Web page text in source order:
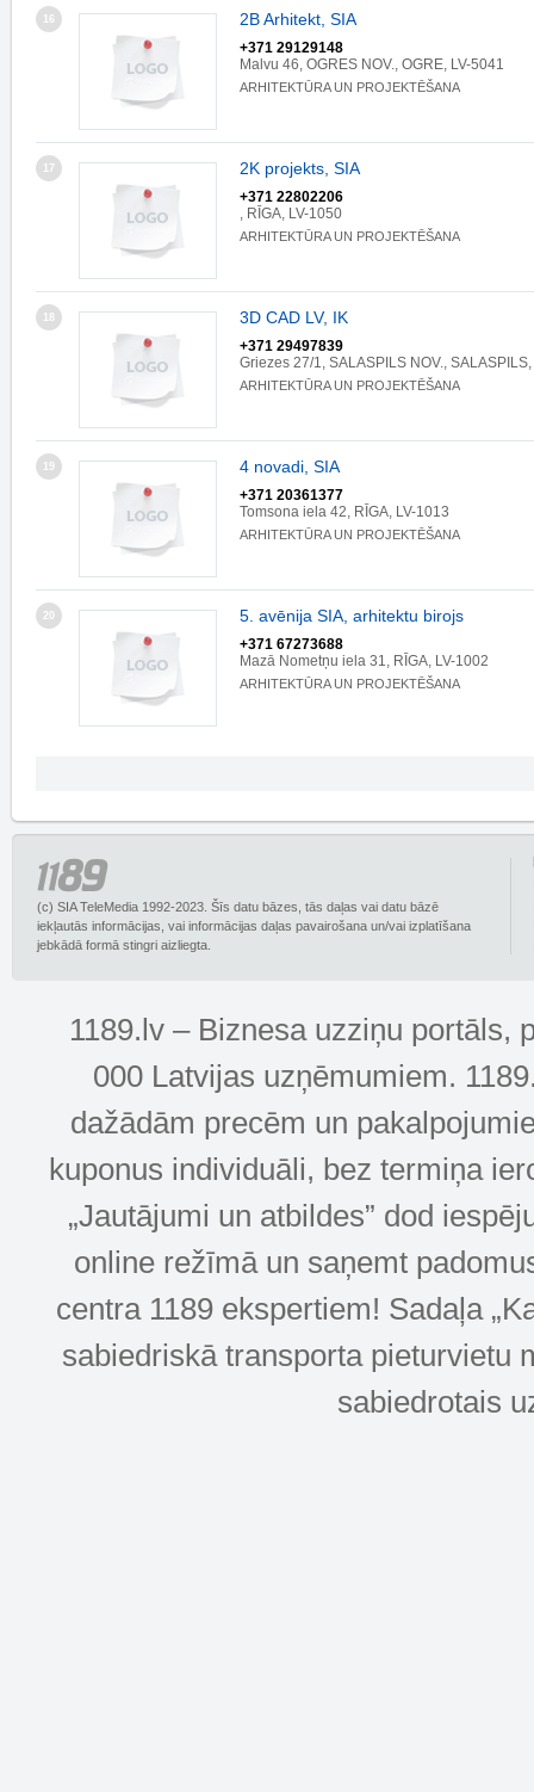
16 2B Arhitekt, SIA
+371 29129148
Malvu 46, OGRES NOV., OGRE, LV-5041
ARHITEKTŪRA UN PROJEKTĒŠANA
17 2K projekts, SIA
+371 22802206
, RĪGA, LV-1050
ARHITEKTŪRA UN PROJEKTĒŠANA
18 3D CAD LV, IK
+371 29497839
Griezes 27/1, SALASPILS NOV.,
ARHITEKTŪRA UN PROJEKTĒŠANA
19 4 novadi, SIA
+371 20361377
Tomsona iela 42, RĪGA, LV-1013
ARHITEKTŪRA UN PROJEKTĒŠANA
20 5. avēnija SIA, arhitektu birojs
+371 67273688
Mazā Nometņu iela 31, RĪGA, LV-1002
ARHITEKTŪRA UN PROJEKTĒŠANA
(c) SIA TeleMedia 1992-2023. Šīs datu bāzes, tās daļas vai datu bāzē
iekļautās informācijas, vai informācijas daļas pavairošana un/vai izplatīšana
jebkādā formā stingri aizliegta.
1189.lv – Biznesa uzziņu portāls,
000 Latvijas uzņēmumiem.
dažādām precēm un
kuponus individuāli, bez termiņa
„Jautājumi un atbildes” dod
online režīmā un saņemt
centra 1189 ekspertiem! Sadaļa
sabiedriskā transporta pieturvietu
sabiedrotais